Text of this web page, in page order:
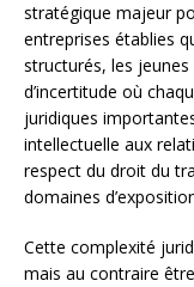
stratégique majeur
entreprises établies
structurés, les
d’incertitude où
juridiques
intellectuelle aux
respect du droit du
domaines
Cette complexité
mais au contraire